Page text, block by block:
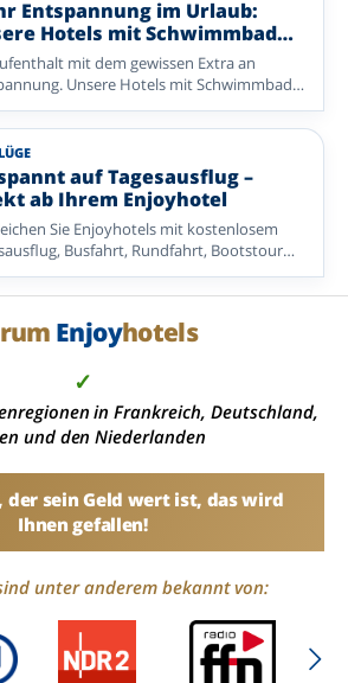
Frühstücksbuffets und leckeren
bis zu schönen Extras, die Ihren
noch angenehmer machen: Hier
Sie viel Urlaub zu einem attraktiven
So bleibt Ihnen mehr Zeit zum
Entdecken und Genießen – mit
Angebot, das sein Geld wert ist.
Sie eine abwechslungsreiche Auswahl
in den Niederlanden,
Entspannung im Urlaub:
Hotels mit Schwimmbad
mit dem gewissen Extra an
Unsere Hotels mit Schwimmbad
die perfekte Kombination aus Komfort,
und wohltuender Erholung.
auf Tagesausflug –
ab Ihrem Enjoyhotel
Sie Enjoyhotels mit kostenlosem
Busfahrt, Rundfahrt, Bootstour
anderen organisierten Exkursion.
wenn Sie ohne eigene Routenplanung
Enjoyhotels
✓
in Frankreich, Deutschland,
und den Niederlanden
der sein Geld wert ist, das wird
Ihnen gefallen!
unter anderem bekannt von: